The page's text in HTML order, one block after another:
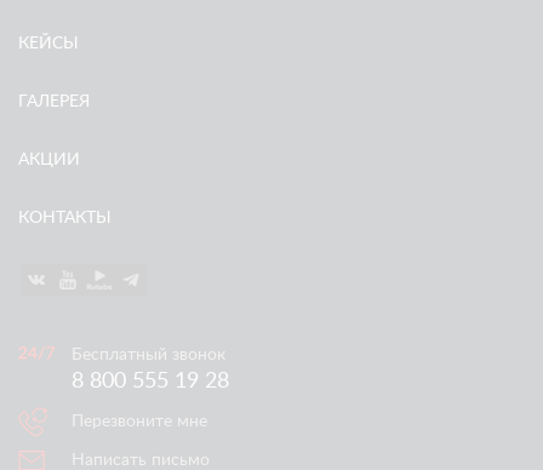
КЕЙСЫ
ГАЛЕРЕЯ
АКЦИИ
КОНТАКТЫ
Бесплатный звонок
8 800 555 19 28
Перезвоните мне
Написать письмо